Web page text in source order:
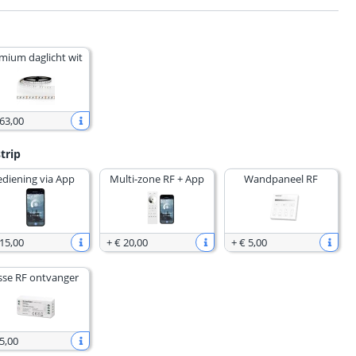
daglicht wit
,00
via App
,00
Multi-zone RF + App
+€ 20,00
Wandpaneel RF
+€ 5,00
RF ontvanger
,00